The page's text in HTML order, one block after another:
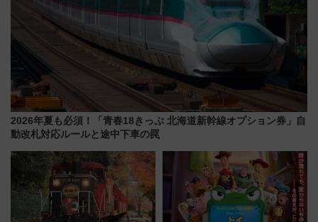
2026年夏も必須！「青春18きっぷ 北海道新幹線オプション券」自
動改札対応ルールと途中下車の罠